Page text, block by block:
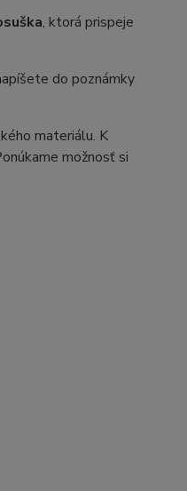
, ktorá prispeje
do poznámky
materiálu. K
možnosť si